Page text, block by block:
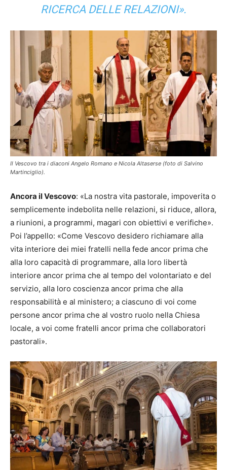
RICERCA DELLE RELAZIONI».
Il Vescovo tra i diaconi Angelo Romano e Nicola Altaserse (foto di Salvino
Martinciglio).
Ancora il Vescovo: «La nostra vita pastorale, impoverita o
semplicemente indebolita nelle relazioni, si riduce, allora,
a riunioni, a programmi, magari con obiettivi e verifiche».
Poi l’appello: «Come Vescovo desidero richiamare alla
vita interiore dei miei fratelli nella fede ancor prima che
alla loro capacità di programmare, alla loro libertà
interiore ancor prima che al tempo del volontariato e del
servizio, alla loro coscienza ancor prima che alla
responsabilità e al ministero; a ciascuno di voi come
persone ancor prima che al vostro ruolo nella Chiesa
locale, a voi come fratelli ancor prima che collaboratori
pastorali».